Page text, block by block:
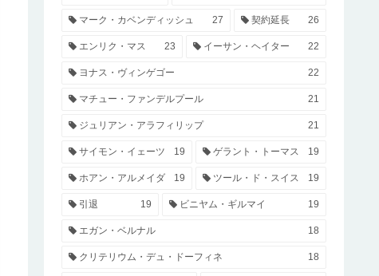
マーク・カベンディッシュ 27 契約延長 26
エンリク・マス 23 イーサン・ヘイター 22
ヨナス・ヴィンゲゴー 22
マチュー・ファンデルプール 21
ジュリアン・アラフィリップ 21
サイモン・イェーツ 19 ゲラント・トーマス 19
ホアン・アルメイダ 19 ツール・ド・スイス 19
引退 19 ビニヤム・ギルマイ 19
エガン・ベルナル 18
クリテリウム・デュ・ドーフィネ 18